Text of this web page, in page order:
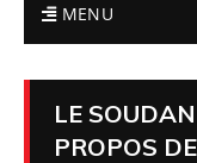
MENU
LE
PROPOS